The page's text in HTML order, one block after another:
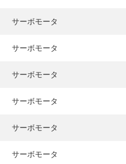
サーボモータ
サーボモータ
サーボモータ
サーボモータ
サーボモータ
サーボモータ